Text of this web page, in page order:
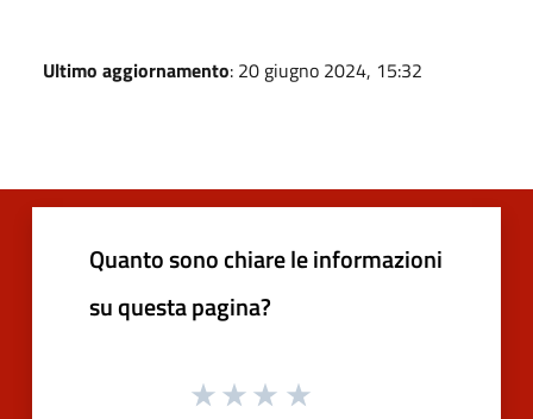
Ultimo aggiornamento: 20 giugno 2024, 15:32
Quanto sono chiare le informazioni
su questa pagina?